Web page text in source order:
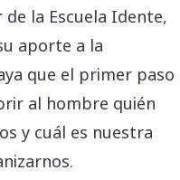
la Escuela Idente,
aporte a la
que el primer paso
al hombre quién
y cuál es nuestra